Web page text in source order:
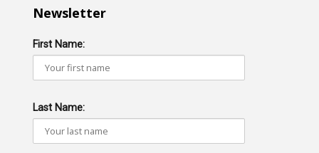
Newsletter
First Name:
Last Name: